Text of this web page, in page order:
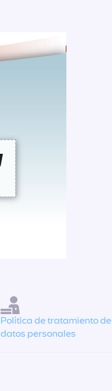
Política de tratamiento de
datos personales